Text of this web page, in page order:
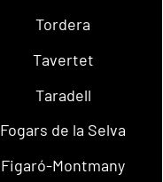
Tordera
Tavertet
Taradell
Fogars de la Selva
Figaró-Montmany